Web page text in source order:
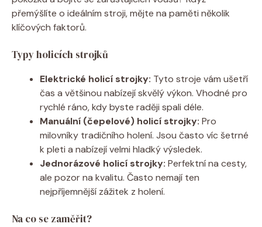
přemýšlíte o ideálním stroji, mějte na paměti několik
klíčových faktorů.
Typy holicích strojků
Elektrické holicí strojky: Tyto stroje vám ušetří
čas a většinou nabízejí skvělý výkon. Vhodné pro
rychlé ráno, kdy byste raději spali déle.
Manuální (čepelové) holicí strojky: Pro
milovníky tradičního holení. Jsou často víc šetrné
k pleti a nabízejí velmi hladký výsledek.
Jednorázové holicí strojky: Perfektní na cesty,
ale pozor na kvalitu. Často nemají ten
nejpříjemnější zážitek z holení.
Na co se zaměřit?